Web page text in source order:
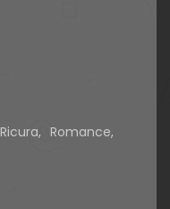
Ricura, Romance,